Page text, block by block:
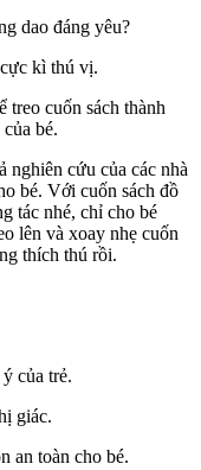
dao đáng yêu?
kì thú vị.
treo cuốn sách thành
bé.
nghiên cứu của các nhà
bé. Với cuốn sách đồ
tác nhé, chỉ cho bé
lên và xoay nhẹ cuốn
thích thú rồi.
của trẻ.
giác.
an toàn cho bé.